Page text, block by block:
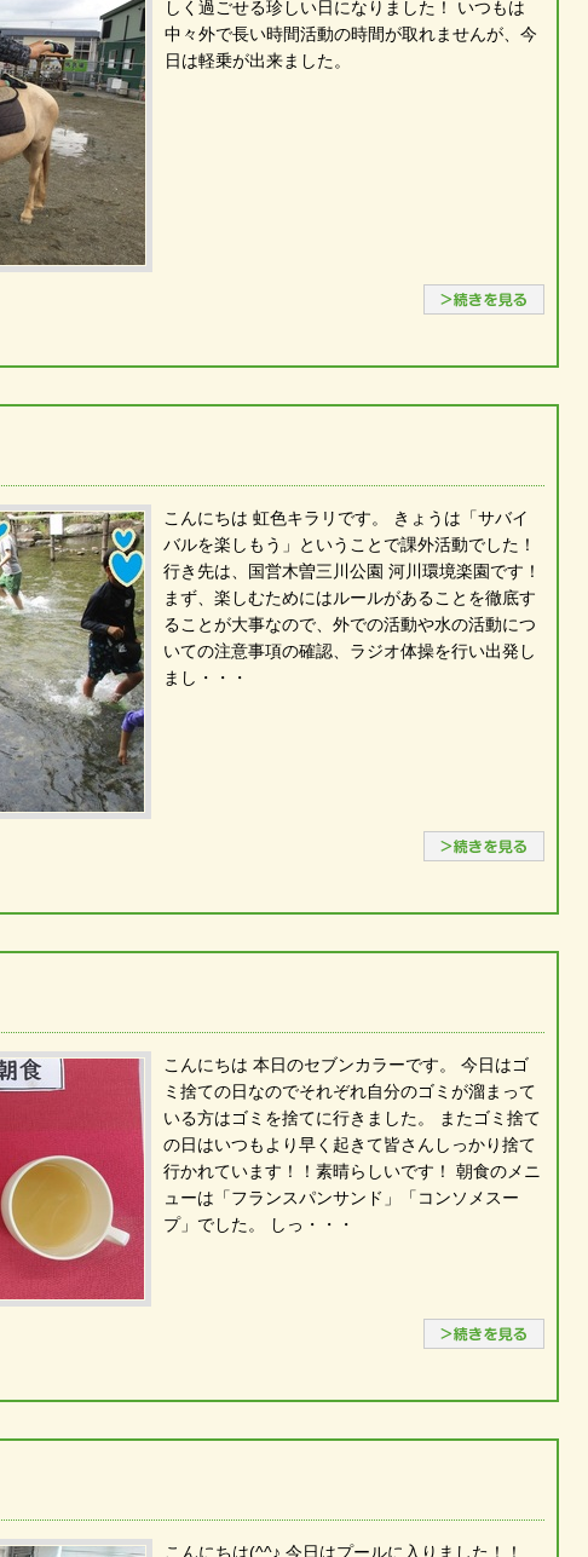
しく過ごせる珍しい日になりました！ いつもは
中々外で長い時間活動の時間が取れませんが、今
日は軽乗が出来ました。
こんにちは 虹色キラリです。 きょうは「サバイ
バルを楽しもう」ということで課外活動でした！
行き先は、国営木曽三川公園 河川環境楽園です！
まず、楽しむためにはルールがあることを徹底す
ることが大事なので、外での活動や水の活動につ
いての注意事項の確認、ラジオ体操を行い出発し
まし・・・
こんにちは 本日のセブンカラーです。 今日はゴ
ミ捨ての日なのでそれぞれ自分のゴミが溜まって
いる方はゴミを捨てに行きました。 またゴミ捨て
の日はいつもより早く起きて皆さんしっかり捨て
行かれています！！素晴らしいです！ 朝食のメニ
ューは「フランスパンサンド」「コンソメスー
プ」でした。 しっ・・・
こんにちは(^^♪ 今日はプールに入りました！！